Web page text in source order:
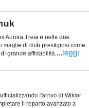
Aurora Treia e nelle due
maglie di club prestigiosi come
grande affidabilità.... leggi
l'arrivo di Wiktor
il reparto avanzato a